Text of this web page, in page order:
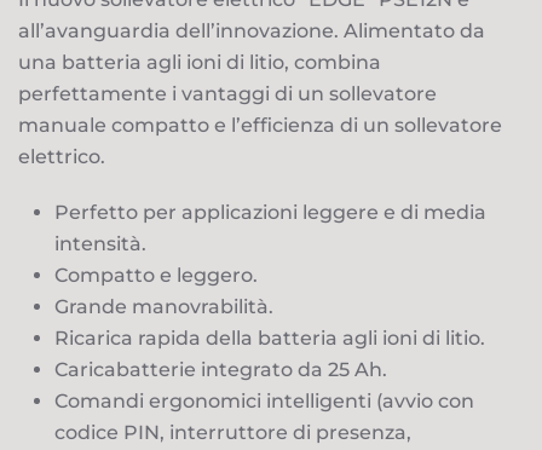
all’avanguardia dell’innovazione. Alimentato da
una batteria agli ioni di litio, combina
perfettamente i vantaggi di un sollevatore
manuale compatto e l’efficienza di un sollevatore
elettrico.
Perfetto per applicazioni leggere e di media
intensità.
Compatto e leggero.
Grande manovrabilità.
Ricarica rapida della batteria agli ioni di litio.
Caricabatterie integrato da 25 Ah.
Comandi ergonomici intelligenti (avvio con
codice PIN, interruttore di presenza,